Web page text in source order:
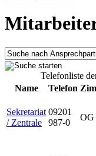
Telefonliste
Name
Telefon
Sekretariat
/ Zentrale
09201
987-0
OG